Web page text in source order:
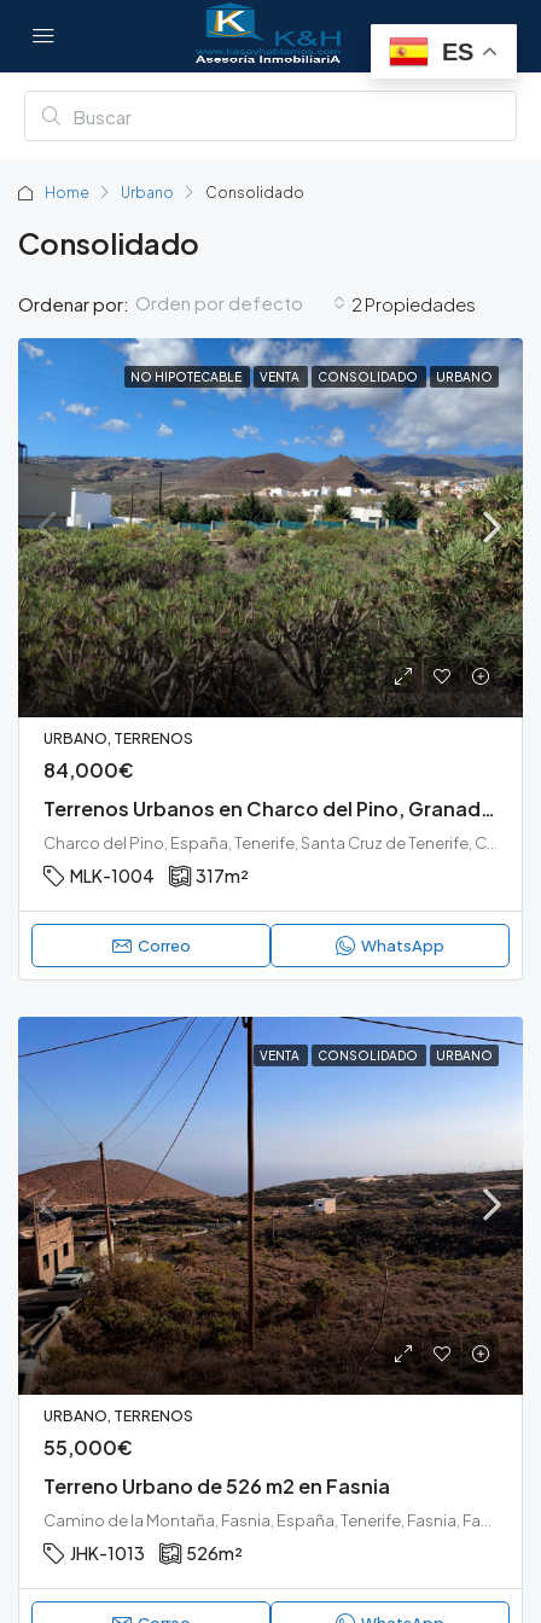
Home Urbano Consolidado
Consolidado
2 Propiedades
Ordenar por: Orden por defecto
NO HIPOTECABLE VENTA CONSOLIDADO URBANO
URBANO, TERRENOS
84,000€
Terrenos Urbanos en Charco del Pino, Granadilla
MLK-1004 317m²
Correo WhatsApp
VENTA CONSOLIDADO URBANO
URBANO, TERRENOS
55,000€
Terreno Urbano de 526 m2 en Fasnia
JHK-1013 526m²
ES